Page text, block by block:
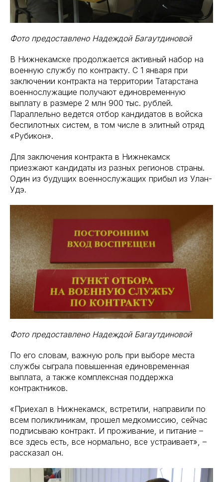
Фото предоставлено Надеждой Багаутдиновой
В Нижнекамске продолжается активный набор на
военную службу по контракту. С 1 января при
заключении контракта на территории Татарстана
военнослужащие получают единовременную
выплату в размере 2 млн 900 тыс. рублей.
Параллельно ведется отбор кандидатов в войска
беспилотных систем, в том числе в элитный отряд
«Рубикон».
Для заключения контракта в Нижнекамск
приезжают кандидаты из разных регионов страны.
Один из будущих военнослужащих прибыл из Улан-
Удэ.
Фото предоставлено Надеждой Багаутдиновой
По его словам, важную роль при выборе места
службы сыграла повышенная единовременная
выплата, а также комплексная поддержка
контрактников.
«Приехал в Нижнекамск, встретили, направили по
всем поликлиникам, прошел медкомиссию, сейчас
подписываю контракт. И проживание, и питание –
все здесь есть, все нормально, все устраивает», –
рассказал он.